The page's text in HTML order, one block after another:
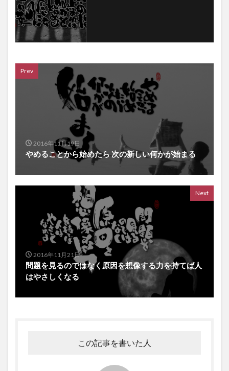
Prev
2016年11月19日
やめることから始めたら 次の新しい何かが始まる
Next
2016年11月21日
問題を見るのではなく原因を想像する力を持てば人
はやさしくなる
この記事を書いた人